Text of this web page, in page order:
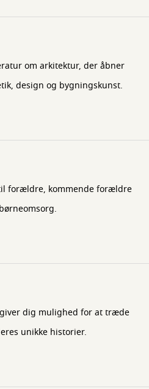
om arkitektur, der åbner
design og bygningskunst.
forældre, kommende forældre
dig mulighed for at træde
unikke historier.